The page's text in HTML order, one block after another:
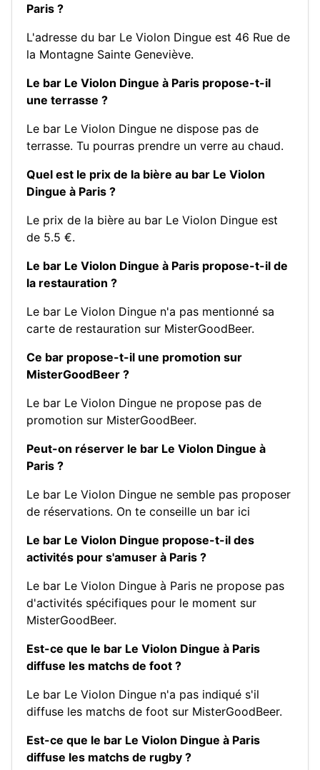
Paris ?
L'adresse du bar Le Violon Dingue est 46 Rue de
la Montagne Sainte Geneviève.
Le bar Le Violon Dingue à Paris propose-t-il
une terrasse ?
Le bar Le Violon Dingue ne dispose pas de
terrasse. Tu pourras prendre un verre au chaud.
Quel est le prix de la bière au bar Le Violon
Dingue à Paris ?
Le prix de la bière au bar Le Violon Dingue est
de 5.5 €.
Le bar Le Violon Dingue à Paris propose-t-il de
la restauration ?
Le bar Le Violon Dingue n'a pas mentionné sa
carte de restauration sur MisterGoodBeer.
Ce bar propose-t-il une promotion sur
MisterGoodBeer ?
Le bar Le Violon Dingue ne propose pas de
promotion sur MisterGoodBeer.
Peut-on réserver le bar Le Violon Dingue à
Paris ?
Le bar Le Violon Dingue ne semble pas proposer
de réservations. On te conseille un bar ici
Le bar Le Violon Dingue propose-t-il des
activités pour s'amuser à Paris ?
Le bar Le Violon Dingue à Paris ne propose pas
d'activités spécifiques pour le moment sur
MisterGoodBeer.
Est-ce que le bar Le Violon Dingue à Paris
diffuse les matchs de foot ?
Le bar Le Violon Dingue n'a pas indiqué s'il
diffuse les matchs de foot sur MisterGoodBeer.
Est-ce que le bar Le Violon Dingue à Paris
diffuse les matchs de rugby ?